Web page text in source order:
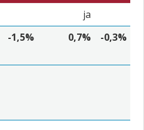
ja
-1,5% 0,7% -0,3%